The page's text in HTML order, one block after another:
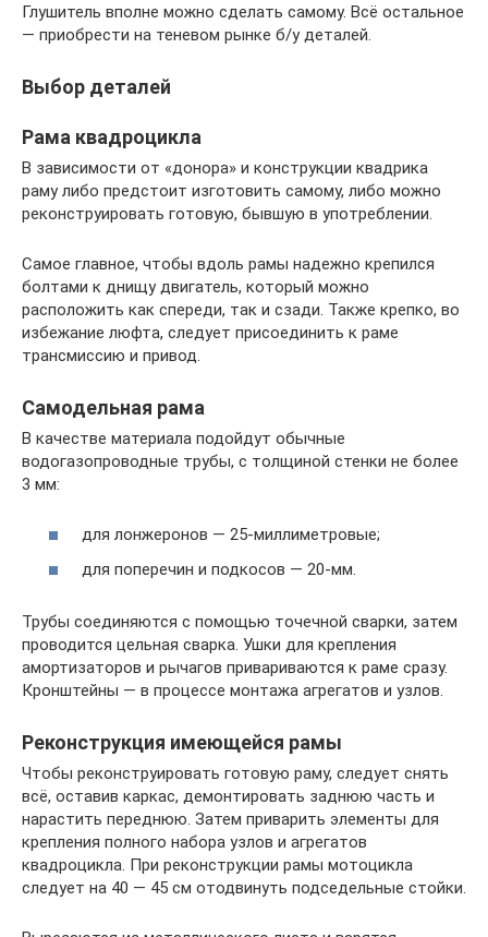
Глушитель вполне можно сделать самому. Всё остальное
— приобрести на теневом рынке б/у деталей.
Выбор деталей
Рама квадроцикла
В зависимости от «донора» и конструкции квадрика
раму либо предстоит изготовить самому, либо можно
реконструировать готовую, бывшую в употреблении.
Самое главное, чтобы вдоль рамы надежно крепился
болтами к днищу двигатель, который можно
расположить как спереди, так и сзади. Также крепко, во
избежание люфта, следует присоединить к раме
трансмиссию и привод.
Самодельная рама
В качестве материала подойдут обычные
водогазопроводные трубы, с толщиной стенки не более
3 мм:
для лонжеронов — 25-миллиметровые;
для поперечин и подкосов — 20-мм.
Трубы соединяются с помощью точечной сварки, затем
проводится цельная сварка. Ушки для крепления
амортизаторов и рычагов привариваются к раме сразу.
Кронштейны — в процессе монтажа агрегатов и узлов.
Реконструкция имеющейся рамы
Чтобы реконструировать готовую раму, следует снять
всё, оставив каркас, демонтировать заднюю часть и
нарастить переднюю. Затем приварить элементы для
крепления полного набора узлов и агрегатов
квадроцикла. При реконструкции рамы мотоцикла
следует на 40 — 45 см отодвинуть подседельные стойки.